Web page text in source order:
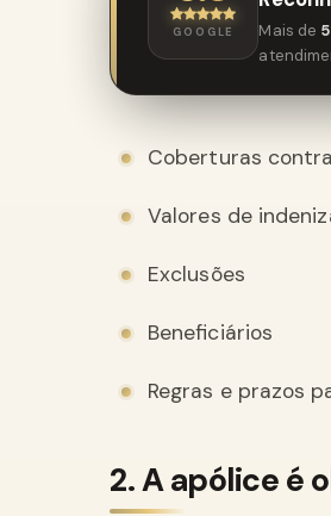
GOOGLE Mais de
Coberturas
Valores de
Exclusões
Beneficiários
Regras e prazos
2. A apólice é